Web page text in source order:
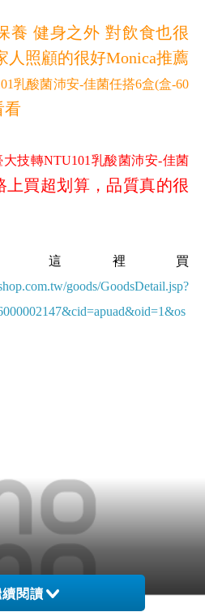
養 健身之外 對飲食也很
人照顧的很好Monica推薦
乳酸菌沛安-佳菌任搭6盒(盒-60
看
大技轉NTU101乳酸菌沛安-佳菌
上買超划算，品質真的很
這裡買
goods/GoodsDetail.jsp?
閱讀